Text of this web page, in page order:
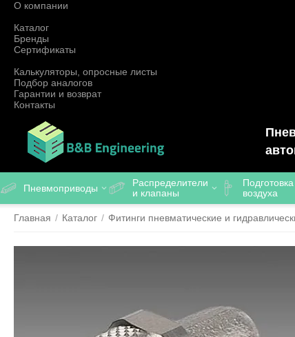
О компании
Каталог
Бренды
Сертификаты
Калькуляторы, опросные листы
Подбор аналогов
Гарантии и возврат
Контакты
Пневмоприводы
Распределители
и клапаны
Подготовка
воздуха
Главная / Каталог / Фитинги пневматические и